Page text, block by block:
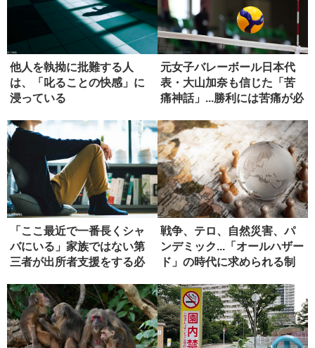
他人を執拗に批難する人
は、「叱ることの快感」に
浸っている
元女子バレーボール日本代
表・大山加奈も信じた「苦
痛神話」...勝利には苦痛が必
「ここ最近で一番長くシャ
バにいる」家族ではない第
三者が出所者支援をする必
戦争、テロ、自然災害、パ
ンデミック...「オールハザー
ド」の時代に求められる制